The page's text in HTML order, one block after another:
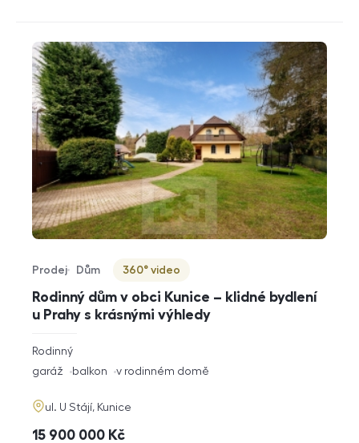
Rodinný dům v obci Kunice – klidné bydlení
u Prahy s krásnými výhledy
Typ nabídky
Prodej
Typ nemovitosti
Dům
Virtuální prohlídka
360° video
rozměry
dispozice
Rodinný
funkce
garáž balkon v rodinném domě
adresa
ul. U Stájí, Kunice
cena
15 900 000 Kč